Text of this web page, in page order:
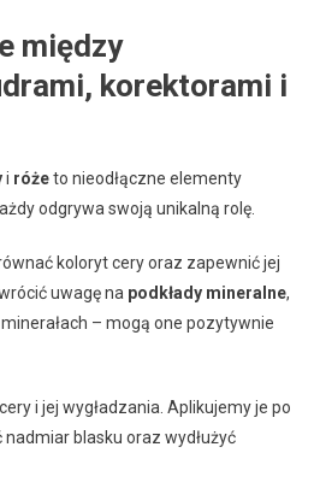
między
korektorami i
i różeto nieodłączne elementy
odgrywa swoją unikalną rolę.
koloryt cery oraz zapewnić jej
uwagę na podkłady mineralne,
– mogą one pozytywnie
i jej wygładzania. Aplikujemy je po
blasku oraz wydłużyć